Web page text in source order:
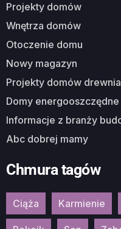
Projekty domów
Wnętrza domów
Otoczenie domu
Nowy magazyn
Projekty domów
Domy energooszczędne
Informacje z branży
Abc dobrej mamy
Chmura tagów
Ciąża Karmienie